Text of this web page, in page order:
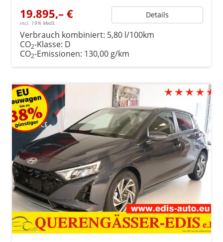
19.895,– €
incl. 19% MwSt.
Details
Verbrauch kombiniert: 5,80 l/100km
CO2-Klasse: D
CO2-Emissionen: 130,00 g/km